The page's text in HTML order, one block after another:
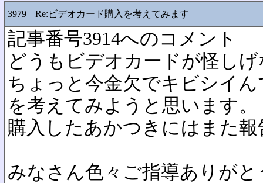
3979 Re:ビデオカード購入を考えてみます
記事番号3914へのコメント
どうもビデオカードが怪し
ちょっと今金欠でキビシイ
を考えてみようと思います。
購入したあかつきにはまた
みなさん色々ご指導ありが